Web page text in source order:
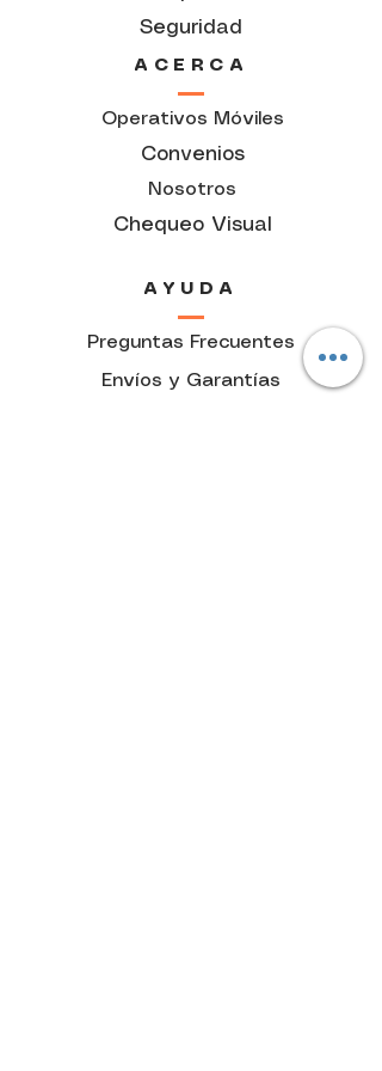
Seguridad
ACERCA
Operativos Móviles
Convenios
Nosotros
Chequeo Visual
AYUDA
Preguntas Frecuentes
Envíos y Garantías